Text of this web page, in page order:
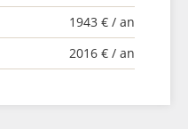
1943 € / an
2016 € / an